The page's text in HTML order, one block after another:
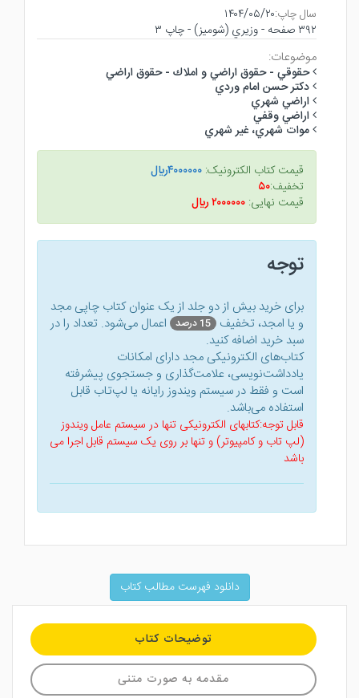
سال چاپ:۱۴۰۴/۰۵/۲۰
۳۹۲ صفحه - وزيري (شوميز) - چاپ ۳
موضوعات:
حقوقي - حقوق اراضي و املاك - حقوق اراضي
دكتر حسن امام وردي
اراضي شهري
اراضي وقفي
موات شهري، غير شهري
قیمت کتاب الکترونیک: ۴۰۰۰۰۰۰ريال
تخفیف:۵۰
قیمت نهایی: ۲۰۰۰۰۰۰ ريال
توجه
برای خرید بیش از دو جلد از یک عنوان کتاب‌ چاپی مجد
و یا امجد، تخفیف 15 درصد
اعمال می‌شود. تعداد را در
سبد خرید اضافه کنید.
کتاب‌های الکترونیکی مجد دارای امکانات
یادداشت‌نویسی، علامت‌گذاری و جستجوی پیشرفته
است و فقط در سیستم ویندوز رایانه یا لپ‌تاب قابل
استفاده می‌باشد.
قابل توجه:کتابهای الکترونیکی تنها در سیستم عامل ویندوز
(لپ تاب و کامپیوتر) و تنها بر روی یک سیستم قابل اجرا می
باشد
دانلود فهرست مطالب کتاب
توضیحات کتاب
مقدمه به صورت متنی